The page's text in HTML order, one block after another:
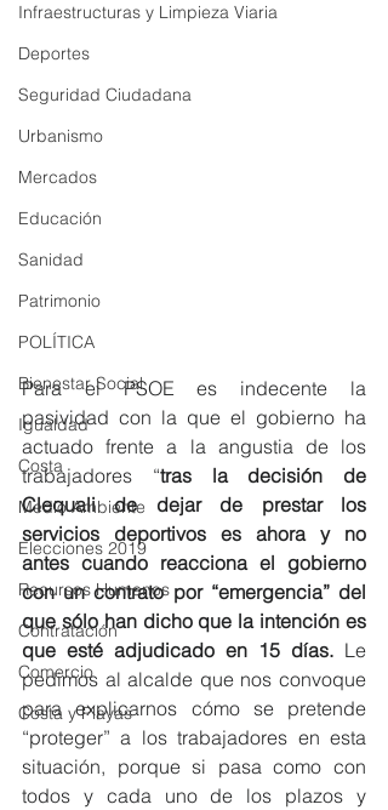
Infraestructuras y Limpieza Viaria
Deportes
Seguridad Ciudadana
Urbanismo
Mercados
Educación
Sanidad
Patrimonio
POLÍTICA
Bienestar Social
Igualdad
Costa
Medio Ambiente
Elecciones 2019
Recursos Humanos
Contratación
Comercio
Costa y Playas
Para el PSOE es indecente la
pasividad con la que el gobierno ha
actuado frente a la angustia de los
trabajadores “tras la decisión de
Clequali de dejar de prestar los
servicios deportivos es ahora y no
antes cuando reacciona el gobierno
con un contrato por “emergencia” del
que sólo han dicho que la intención es
que esté adjudicado en 15 días. Le
pedimos al alcalde que nos convoque
para explicarnos cómo se pretende
“proteger” a los trabajadores en esta
situación, porque si pasa como con
todos y cada uno de los plazos y